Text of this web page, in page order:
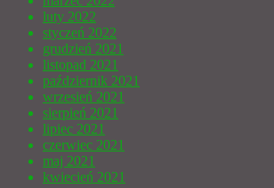
luty 2022
styczeń 2022
grudzień 2021
listopad 2021
październik 2021
wrzesień 2021
sierpień 2021
lipiec 2021
czerwiec 2021
maj 2021
kwiecień 2021